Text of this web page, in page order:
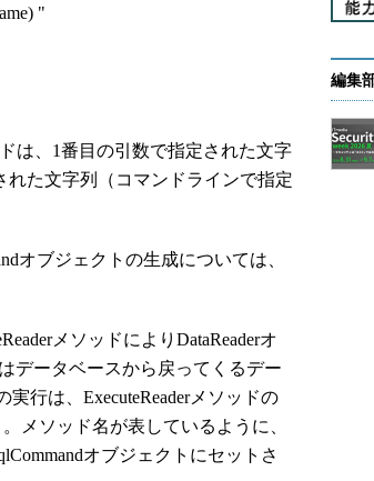
"
は、1番目の引数で指定された文字
た文字列（コマンドラインで指定
オブジェクトの生成については、
メソッドによりDataReaderオ
データベースから戻ってくるデー
行は、ExecuteReaderメソッドの
メソッド名が表しているように、
オブジェクトにセットさ
編集